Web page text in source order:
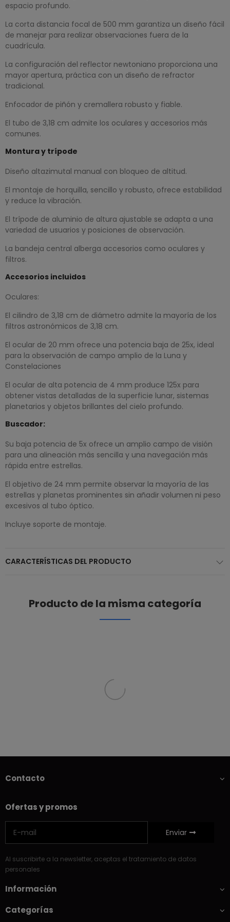
espacio profundo.
La corta distancia focal de 500 mm garantiza un diseño fácil
de manejar para realizar observaciones fuera de la
cuadrícula.
La configuración del reflector newtoniano proporciona una
mayor apertura, práctica con un diseño de refractor
tradicional.
Enfocador de piñón y cremallera robusto y fiable.
El tubo de 3,18 cm admite los oculares y accesorios más
comunes.
Montura y trípode
Diseño altazimutal manual con bloqueo de altitud.
El montaje de horquilla, sencillo y robusto, ofrece estabilidad
y reduce la vibración.
El trípode de aluminio de altura ajustable se adapta a una
variedad de usuarios y posiciones de observación.
La bandeja central alberga accesorios como oculares y
filtros.
Accesorios incluidos
Oculares:
El cilindro de 3,18 cm de diámetro admite la mayoría de los
filtros astronómicos de 3,18 cm.
El ocular de 20 mm ofrece una potencia baja de 25x, ideal
para la observación de campo amplio de la Luna y
Constelaciones
El ocular de alta potencia de 4 mm produce 125x para
obtener vistas detalladas de la superficie lunar, sistemas
planetarios y objetos brillantes del cielo profundo.
Buscador:
Su baja potencia de 5x ofrece un amplio campo de visión
para una alineación más sencilla y una navegación más
rápida entre estrellas.
El objetivo de 24 mm permite observar la mayoría de las
estrellas y planetas prominentes sin añadir volumen ni peso
excesivos al tubo óptico.
Incluye soporte de montaje.
CARACTERÍSTICAS DEL PRODUCTO
Producto de la misma categoría
Contacto
Ofertas y promos
Enviar
Al suscribirte a la newsletter, aceptas el tratamiento de datos
personales
Información
Categorías